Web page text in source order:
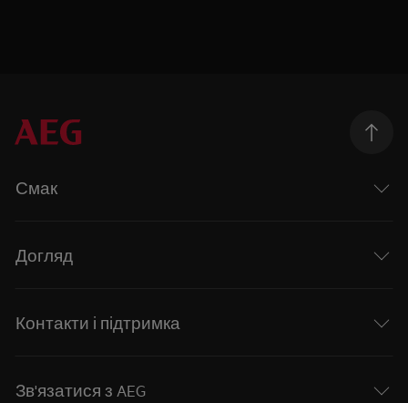
Смак
Догляд
Контакти і підтримка
Зв'язатися з AEG